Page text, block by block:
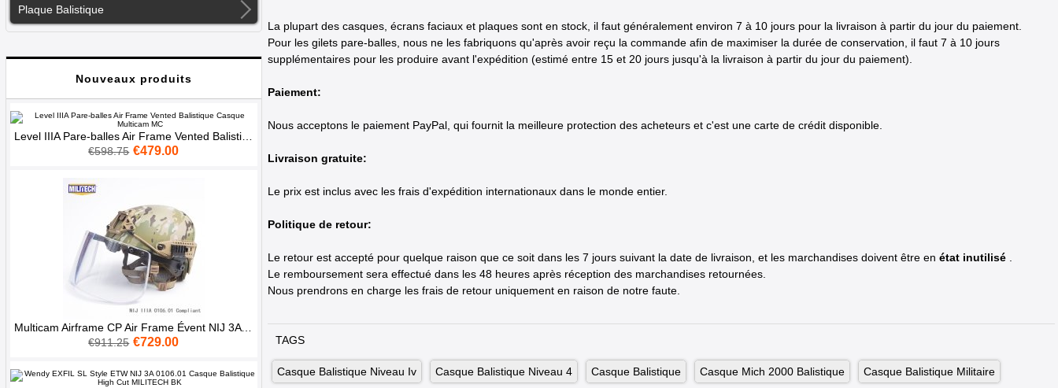
Plaque Balistique
Nouveaux produits
Level IIIA Pare-balles Air Frame Vented Balistique Casque Multicam MC
€598.75 €479.00
Multicam Airframe CP Air Frame Évent NIJ 3A Pare Balles Casque Visière Set
€911.25 €729.00
La plupart des casques, écrans faciaux et plaques sont en stock, il faut généralement environ 7 à 10 jours pour la livraison à partir du jour du paiement.
Pour les gilets pare-balles, nous ne les fabriquons qu'après avoir reçu la commande afin de maximiser la durée de conservation, il faut 7 à 10 jours
supplémentaires pour les produire avant l'expédition (estimé entre 15 et 20 jours jusqu'à la livraison à partir du jour du paiement).
Paiement:
Nous acceptons le paiement PayPal, qui fournit la meilleure protection des acheteurs et c'est une carte de crédit disponible.
Livraison gratuite:
Le prix est inclus avec les frais d'expédition internationaux dans le monde entier.
Politique de retour:
Le retour est accepté pour quelque raison que ce soit dans les 7 jours suivant la date de livraison, et les marchandises doivent être en état inutilisé
Le remboursement sera effectué dans les 48 heures après réception des marchandises retournées.
Nous prendrons en charge les frais de retour uniquement en raison de notre faute.
TAGS
Casque Balistique Niveau Iv Casque Balistique Niveau 4 Casque Balistique Casque Mich 2000 Balistique Casque Balistique Militaire